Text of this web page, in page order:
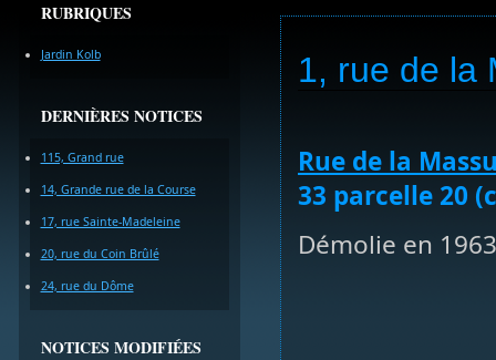
RUBRIQUES
Jardin Kolb
DERNIÈRES NOTICES
115, Grand rue
14, Grande rue de la Course
17, rue Sainte-Madeleine
20, rue du Coin Brûlé
24, rue du Dôme
NOTICES MODIFIÉES
1, rue de la
Rue de la
33 parcelle 20
Démolie en